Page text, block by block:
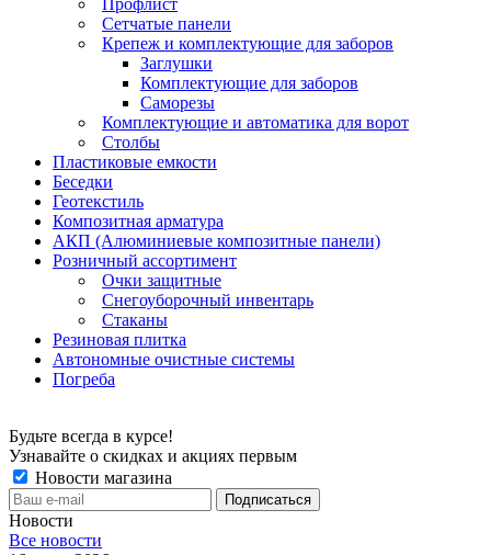
Сетчатые панели
Крепеж и комплектующие для заборов
Заглушки
Комплектующие для заборов
Саморезы
Комплектующие и автоматика для ворот
Столбы
Пластиковые емкости
Беседки
Геотекстиль
Композитная арматура
АКП (Алюминиевые композитные панели)
Розничный ассортимент
Очки защитные
Снегоуборочный инвентарь
Стаканы
Резиновая плитка
Автономные очистные системы
Погреба
Будьте всегда в курсе!
Узнавайте о скидках и акциях первым
Новости магазина
Новости
Все новости